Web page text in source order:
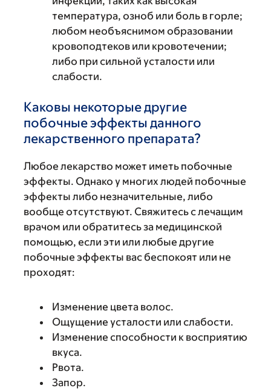
температура, озноб или боль в горле;
любом необъяснимом образовании
кровоподтеков или кровотечении;
либо при сильной усталости или
слабости.
Каковы некоторые другие
побочные эффекты данного
лекарственного препарата?
Любое лекарство может иметь побочные
эффекты. Однако у многих людей побочные
эффекты либо незначительные, либо
вообще отсутствуют. Свяжитесь с лечащим
врачом или обратитесь за медицинской
помощью, если эти или любые другие
побочные эффекты вас беспокоят или не
проходят:
Изменение цвета волос.
Ощущение усталости или слабости.
Изменение способности к восприятию
вкуса.
Рвота.
Запор.